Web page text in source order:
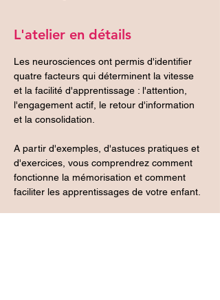
L'atelier en détails
Les neurosciences ont permis d'identifier
quatre facteurs qui déterminent la vitesse
et la facilité d'apprentissage : l'attention,
l'engagement actif, le retour d'information
et la consolidation.
A partir d'exemples, d'astuces pratiques et
d'exercices, vous comprendrez comment
fonctionne la mémorisation et comment
faciliter les apprentissages de votre enfant.